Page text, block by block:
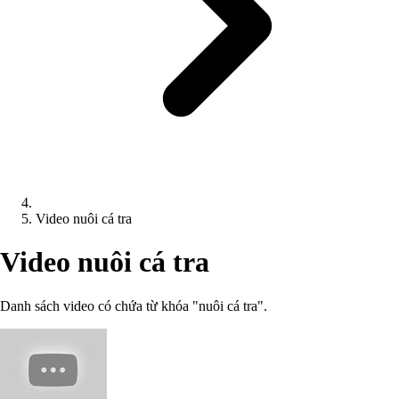
Video nuôi cá tra
Video nuôi cá tra
Danh sách video có chứa từ khóa "nuôi cá tra".